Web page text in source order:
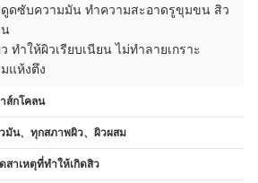
ดซับความมัน ทำความสะอาดรูขุมขน สิว
ำให้ผิวเรียบเนียน ไม่ทำลายเกราะ
แห้งตึง
ส์กโคลน
มัน、ทุกสภาพผิว、ผิวผสม
สาเหตุที่ทำให้เกิดสิว